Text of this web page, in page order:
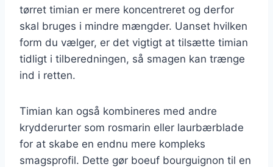
tørret timian er mere koncentreret og derfor
skal bruges i mindre mængder. Uanset hvilken
form du vælger, er det vigtigt at tilsætte timian
tidligt i tilberedningen, så smagen kan trænge
ind i retten.
Timian kan også kombineres med andre
krydderurter som rosmarin eller laurbærblade
for at skabe en endnu mere kompleks
smagsprofil. Dette gør boeuf bourguignon til en